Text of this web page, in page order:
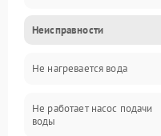
Прочие неисправности
Включение и работа
Проблемы с водой
Неисправности
Не нагревается вода
Не работает насос подачи
воды